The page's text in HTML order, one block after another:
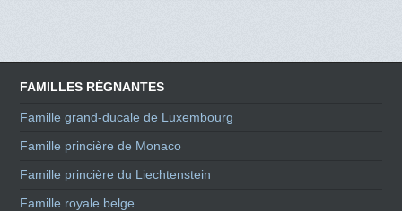
FAMILLES RÉGNANTES
Famille grand-ducale de Luxembourg
Famille princière de Monaco
Famille princière du Liechtenstein
Famille royale belge